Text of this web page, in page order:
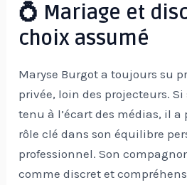
💍 Mariage et
choix assumé
Maryse Burgot a toujours su
privée, loin des projecteurs.
tenu à l’écart des médias, il
rôle clé dans son équilibre
professionnel. Son
comme discret et